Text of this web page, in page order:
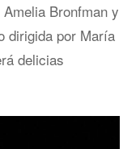
Bronfman y
dirigida por María
delicias